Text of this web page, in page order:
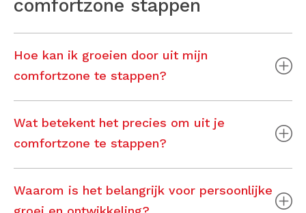
comfortzone stappen
Hoe kan ik groeien door uit mijn
comfortzone te stappen?
Wat betekent het precies om uit je
comfortzone te stappen?
Waarom is het belangrijk voor persoonlijke